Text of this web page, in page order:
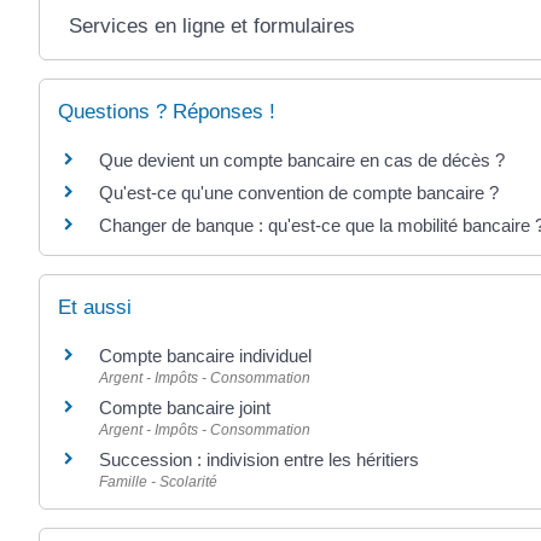
Services en ligne et formulaires
Questions ? Réponses !
Que devient un compte bancaire en cas de décès ?
Qu'est-ce qu'une convention de compte bancaire ?
Changer de banque : qu'est-ce que la mobilité bancaire
Et aussi
Compte bancaire individuel
Argent - Impôts - Consommation
Compte bancaire joint
Argent - Impôts - Consommation
Succession : indivision entre les héritiers
Famille - Scolarité